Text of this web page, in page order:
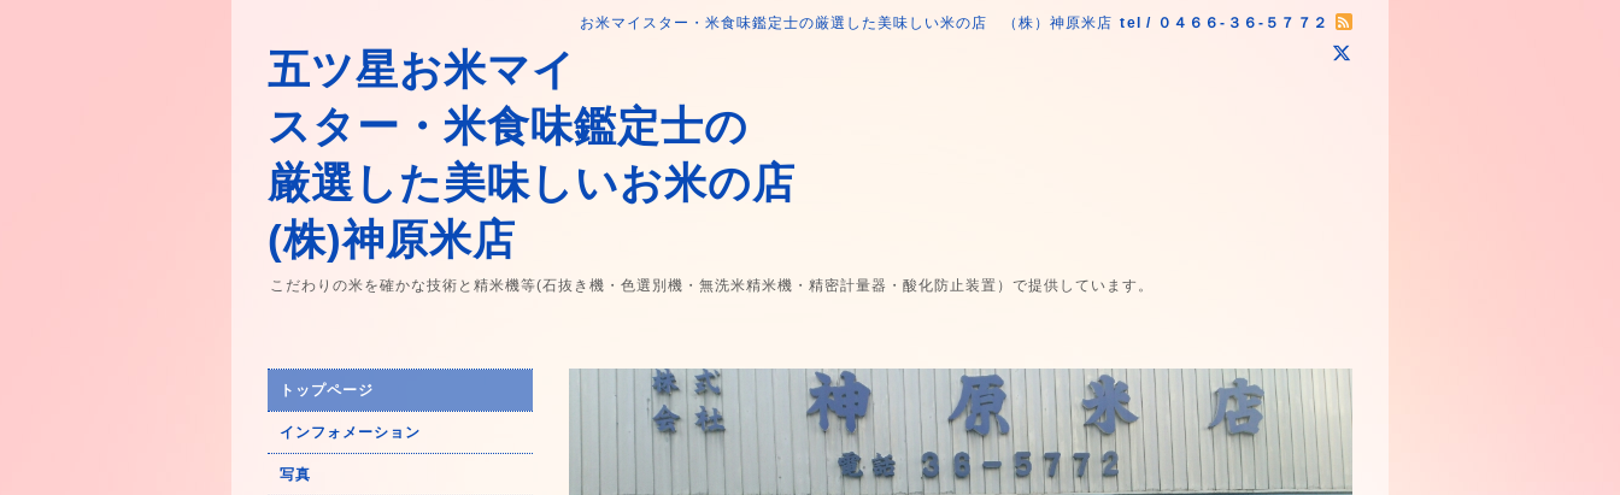
お米マイスター・米食味鑑定士の厳選した美味しい米の店 （株）神原米店 tel / ０４６６-３６-５７７２
五ツ星お米マイ
スター・米食味鑑定士の
厳選した美味しいお米の店
(株)神原米店
こだわりの米を確かな技術と精米機等(石抜き機・色選別機・無洗米精米機・精密計量器・酸化防止装置）で提供しています。
トップページ
インフォメーション
写真